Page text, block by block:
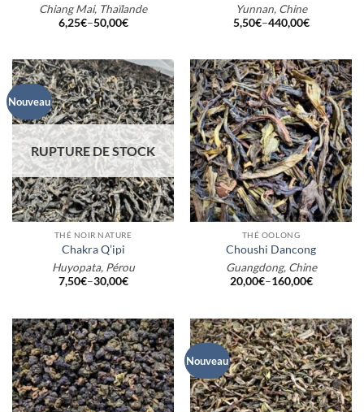
Chiang Mai, Thaïlande
6,25€–50,00€
Yunnan, Chine
5,50€–440,00€
Nouveau
RUPTURE DE STOCK
THÉ NOIR NATURE
Chakra Q’ipi
Huyopata, Pérou
7,50€–30,00€
THÉ OOLONG
Choushi Dancong
Guangdong, Chine
20,00€–160,00€
Nouveau